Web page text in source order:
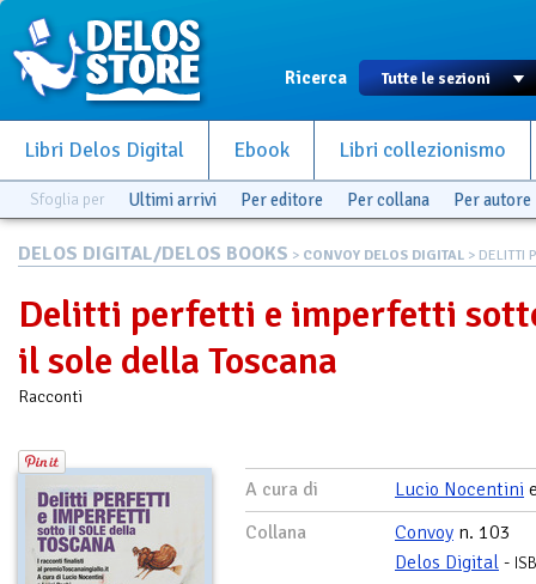
Ricerca
Libri Delos Digital Ebook Libri collezionismo
Sfoglia per Ultimi arrivi Per editore Per collana Per autore
DELOS DIGITAL/DELOS BOOKS > CONVOY DELOS DIGITAL > DELITTI
Delitti perfetti e imperfetti
il sole della Toscana
Racconti
A cura di Lucio Nocentini
Collana
Convoy n. 103
Delos Digital -